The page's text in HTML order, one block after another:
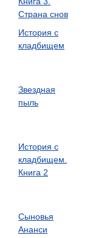
Страна снов
История с
кладбищем
Звездная
пыль
История с
кладбищем.
Книга 2
Сыновья
Ананси